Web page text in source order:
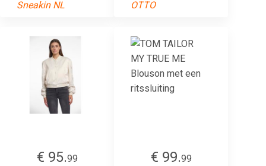
Sneakin NL
OTTO
€ 95.99
€ 99.99